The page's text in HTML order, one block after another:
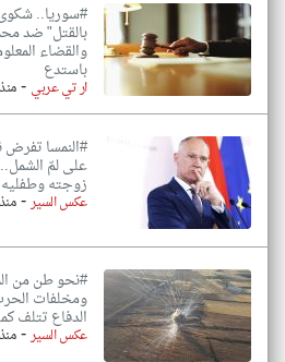
#سوريا..
بالقتل" ضد
والقضاء
باستدع
ار تي عربي -منذ ٤ ساعات
#النمسا
على لمّ
زوجته
عكس السير-منذ ٤ ساعات
#نحو طن من
ومخلفات
الدفاع تتلف
عكس السير-منذ ٤ ساعات